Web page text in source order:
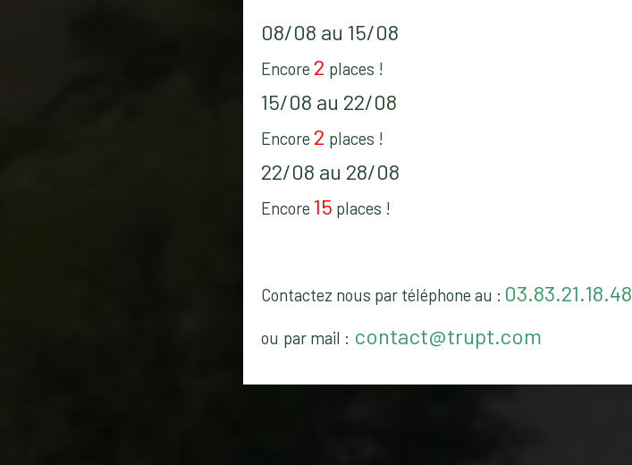
08/08 au 15/08
Encore 2 places !
15/08 au 22/08
Encore 2 places !
22/08 au 28/08
Encore 15 places !
Contactez nous par téléphone au : 03.83.21.18.48
ou par mail : contact@trupt.com